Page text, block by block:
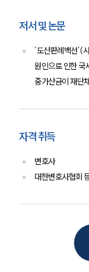
저서 및 논문
‘도산판례백선’(
원인으로 인한 국
중가산금이 재단
자격 취득
변호사
대한변호사협회